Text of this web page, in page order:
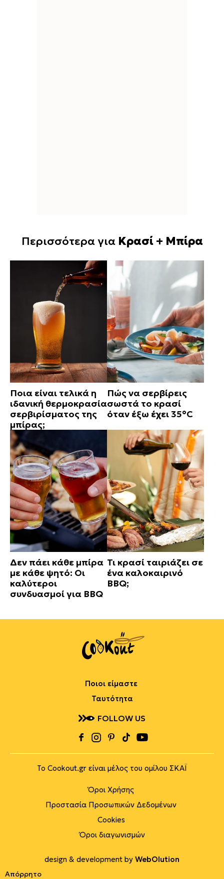
Περισσότερα για Κρασί + Μπίρα
Ποια είναι τελικά η
ιδανική θερμοκρασία
σερβιρίσματος της
μπίρας;
Πώς να σερβίρεις
σωστά το κρασί
όταν έξω έχει 35°C
Δεν πάει κάθε μπίρα
με κάθε ψητό: Οι
καλύτεροι
συνδυασμοί για BBQ
Τι κρασί ταιριάζει σε
ένα καλοκαιρινό
BBQ;
Ποιοι είμαστε
Ταυτότητα
FOLLOW US
Το Cookout.gr είναι μέλος του ομίλου ΣΚΑΪ
Όροι Χρήσης
Προστασία Προσωπικών Δεδομένων
Cookies
Όροι διαγωνισμών
design & development by WebOlution
Απόρρητο